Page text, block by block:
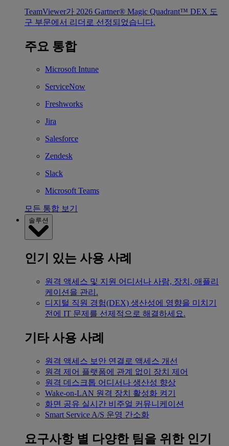
TeamViewer가 2026 Gartner® Magic Quadrant™ DEX 도
구 부문에서 리더로 선정되었습니다.
주요 통합
Microsoft Intune
ServiceNow
Freshworks
Jira
Salesforce
Zendesk
Slack
Microsoft Teams
모든 통합 보기
솔루션
인기 있는 사용 사례
원격 액세스 및 지원 어디서나 사람, 장치, 애플리
케이션을 관리.
디지털 직원 경험(DEX) 생산성에 영향을 미치기
전에 IT 문제를 선제적으로 해결하세요.
기타 사용 사례
원격 액세스 보안 연결로 액세스 개선
원격 제어 플랫폼에 관계 없이 장치 제어
원격 데스크톱 어디서나 생산성 향상
Wake-on-LAN 원격 장치 활성화 켜기
화면 공유 실시간 비주얼 커뮤니케이션
Smart Service A/S 운영 간소화
요구사항 별 다양한 팀을 위한 인기